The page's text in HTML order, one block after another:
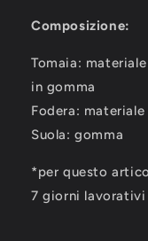
Composizione:
Tomaia:
in gomma
Fodera:
Suola: gomma
*per questo
7 giorni lavorativi